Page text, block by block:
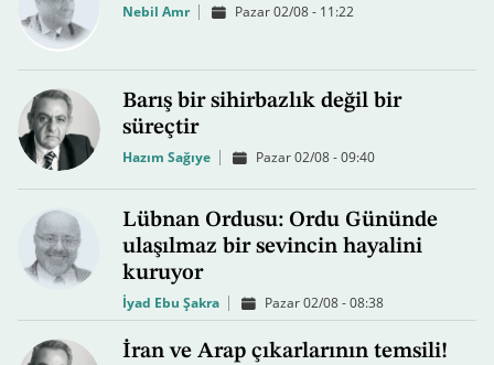
Nebil Amr Pazar 02/08 - 11:22
Barış bir sihirbazlık değil bir
süreçtir
Hazım Sağıye Pazar 02/08 - 09:40
Lübnan Ordusu: Ordu Gününde
ulaşılmaz bir sevincin hayalini
kuruyor
İyad Ebu Şakra Pazar 02/08 - 08:38
İran ve Arap çıkarlarının temsili!